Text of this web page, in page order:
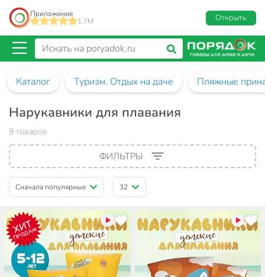
Приложение
1.7M
Открыть
Каталог Туризм. Отдых на даче Пляжные
Нарукавники для плавания
9 товаров
ФИЛЬТРЫ
Сначала популярные 32
ХИТ
ПРОДАЖ